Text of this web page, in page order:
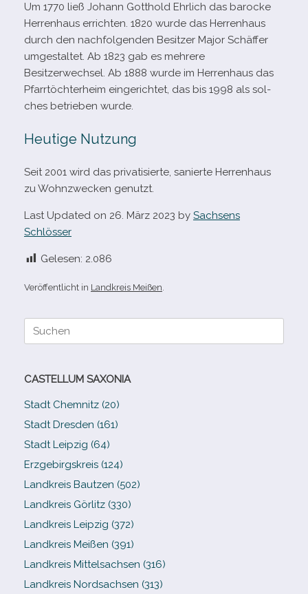
Um 1770 ließ Johann Gotthold Ehrlich das baro­cke
Herrenhaus errich­ten. 1820 wurde das Herrenhaus
durch den nach­fol­gen­den Besitzer Major Schäffer
umge­stal­tet. Ab 1823 gab es meh­rere
Besitzerwechsel. Ab 1888 wurde im Herrenhaus das
Pfarrtöchterheim ein­ge­rich­tet, das bis 1998 als sol­
ches betrie­ben wurde.
Heutige Nutzung
Seit 2001 wird das pri­va­ti­sierte, sanierte Herrenhaus
zu Wohnzwecken genutzt.
Last Updated on 26. März 2023 by Sachsens
Schlösser
Gelesen: 2.086
Veröffentlicht in Landkreis Meißen
Suche
CASTELLUM SAXONIA
Stadt Chemnitz (20)
Stadt Dresden (161)
Stadt Leipzig (64)
Erzgebirgskreis (124)
Landkreis Bautzen (502)
Landkreis Görlitz (330)
Landkreis Leipzig (372)
Landkreis Meißen (391)
Landkreis Mittelsachsen (316)
Landkreis Nordsachsen (313)